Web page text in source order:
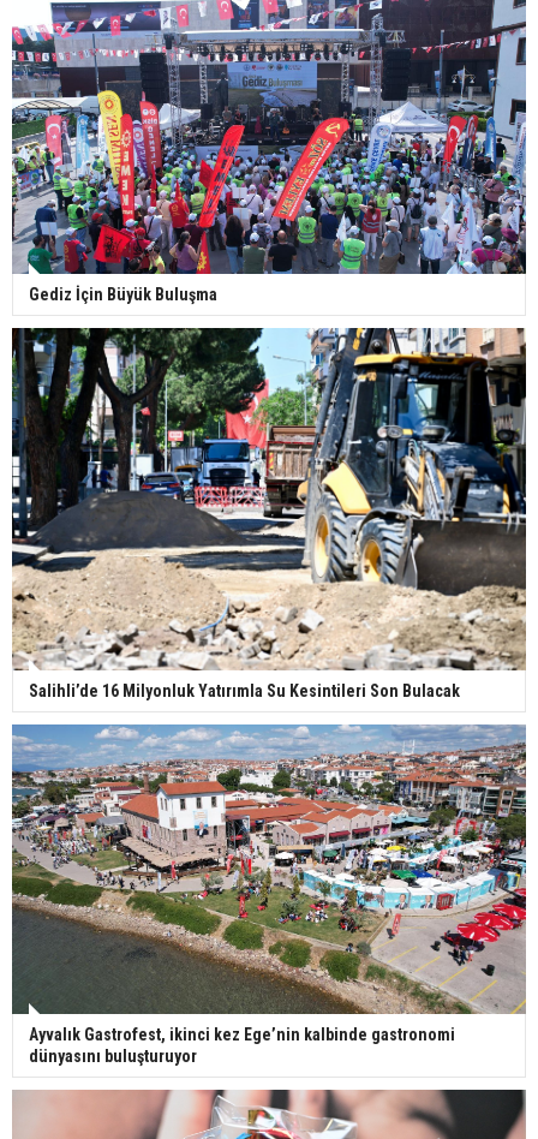
Gediz İçin Büyük Buluşma
Salihli’de 16 Milyonluk Yatırımla Su Kesintileri Son Bulacak
Ayvalık Gastrofest, ikinci kez Ege’nin kalbinde gastronomi
dünyasını buluşturuyor